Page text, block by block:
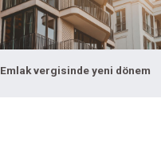
Emlak vergisinde yeni dönem